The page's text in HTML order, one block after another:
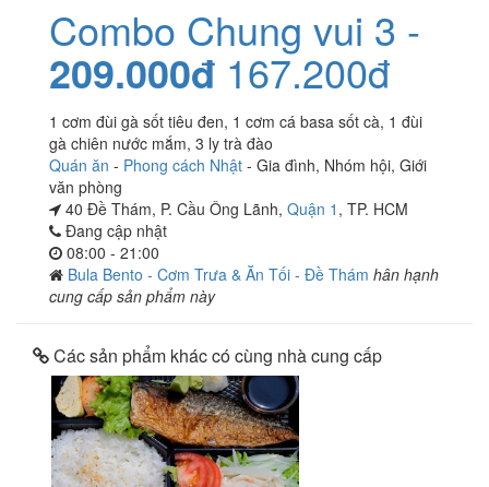
Combo Chung vui 3 -
209.000đ 167.200đ
1 cơm đùi gà sốt tiêu đen, 1 cơm cá basa sốt cà, 1 đùi
gà chiên nước mắm, 3 ly trà đào
Quán ăn - Phong cách Nhật - Gia đình, Nhóm hội, Giới
văn phòng
40 Đề Thám, P. Cầu Ông Lãnh, Quận 1 , TP. HCM
Đang cập nhật
08:00 - 21:00
Bula Bento - Cơm Trưa & Ăn Tối - Đề Thám hân hạnh
cung cấp sản phẩm này
Các sản phẩm khác có cùng nhà cung cấp